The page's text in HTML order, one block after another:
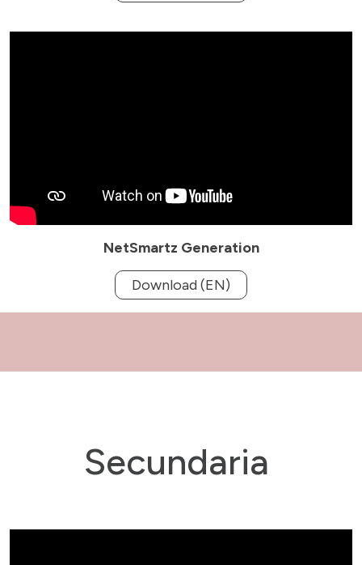
NetSmartz Generation
Download (EN)
Secundaria